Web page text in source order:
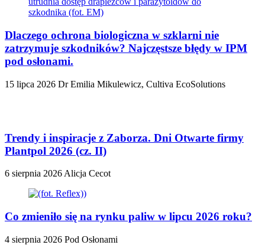
Dlaczego ochrona biologiczna w szklarni nie
zatrzymuje szkodników? Najczęstsze błędy w IPM
pod osłonami.
15 lipca 2026 Dr Emilia Mikulewicz, Cultiva EcoSolutions
Trendy i inspiracje z Zaborza. Dni Otwarte firmy
Plantpol 2026 (cz. II)
6 sierpnia 2026 Alicja Cecot
Co zmieniło się na rynku paliw w lipcu 2026 roku?
4 sierpnia 2026 Pod Osłonami